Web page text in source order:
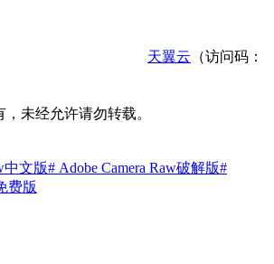
天翼云 （访问码：
未经允许请勿转载。
中文版# Adobe Camera Raw破解版#
费版